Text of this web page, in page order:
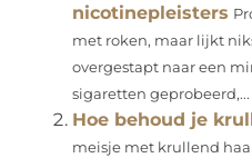
nicotinepleisters
met roken, maar lijkt
overgestapt naar een
sigaretten geprobeerd,...
Hoe behoud je
meisje met krullend